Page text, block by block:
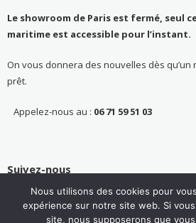
Le showroom de Paris est fermé, seul
maritime est accessible pour l’instant.
On vous donnera des nouvelles dès
prêt.
Appelez-nous au : 06 71 59 51 03
Suivez-nous
Nous utilisons des cookies pour
expérience sur notre site web. Si
site, nous supposerons que